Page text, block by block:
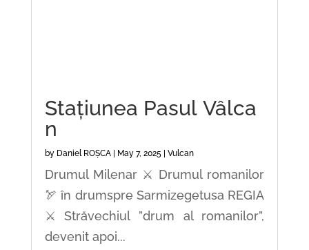
Stațiunea Pasul Vâlca
n
by Daniel ROȘCA| May 7, 2025| Vulcan
Drumul Milenar ⚔️ Drumul romanilor
🏹 în drumspre Sarmizegetusa REGIA
⚔️ Străvechiul ”drum al romanilor”,
devenit apoi...